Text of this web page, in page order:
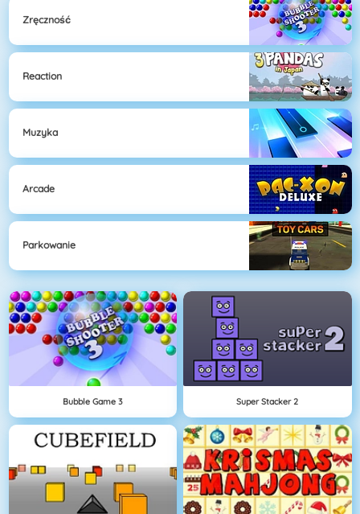
Zręczność
Reaction
Muzyka
Arcade
Parkowanie
Bubble Game 3 Super Stacker 2